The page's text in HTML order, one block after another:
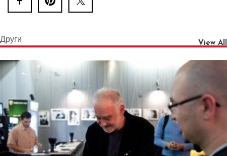
Други View All